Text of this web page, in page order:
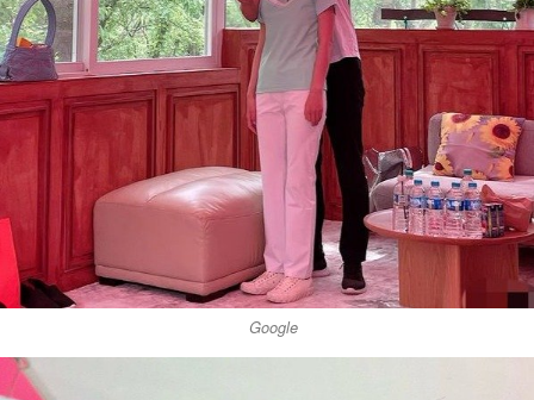
Google